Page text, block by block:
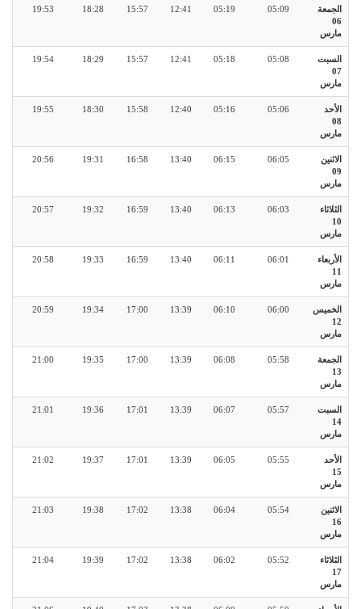
الجمعة
06
مارس
05:09
05:19
12:41
15:57
18:28
19:53
السبت
07
مارس
05:08
05:18
12:41
15:57
18:29
19:54
الأحد
08
مارس
05:06
05:16
12:40
15:58
18:30
19:55
الاثنين
09
مارس
06:05
06:15
13:40
16:58
19:31
20:56
الثلاثاء
10
مارس
06:03
06:13
13:40
16:59
19:32
20:57
الأربعاء
11
مارس
06:01
06:11
13:40
16:59
19:33
20:58
الخميس
12
مارس
06:00
06:10
13:39
17:00
19:34
20:59
الجمعة
13
مارس
05:58
06:08
13:39
17:00
19:35
21:00
السبت
14
مارس
05:57
06:07
13:39
17:01
19:36
21:01
الأحد
15
مارس
05:55
06:05
13:39
17:01
19:37
21:02
الاثنين
16
مارس
05:54
06:04
13:38
17:02
19:38
21:03
الثلاثاء
17
مارس
05:52
06:02
13:38
17:02
19:39
21:04